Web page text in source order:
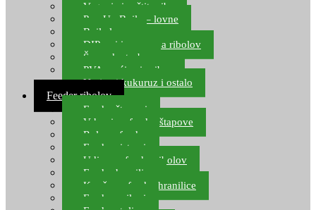
Vaganje i zaštita ribe
Pop Up Boile – lovne
Boile lovne
DIP-ovi i arome za ribolov
Šaranske torbe
PVA vrećice i pribor
Umjetni kukuruz i ostalo
Feeder ribolov
Feeder štapovi
Vrhovi za feeder štapove
Role za feeder
Feeder sistemi
Udice za feeder ribolov
Feeder hranilice
Kopče za feeder hranilice
Feeder najloni